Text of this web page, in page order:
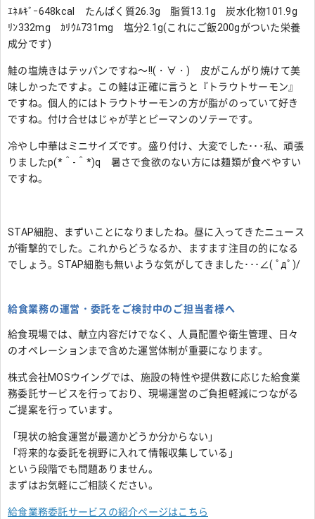
ｴﾈﾙｷﾞｰ648kcal たんぱく質26.3g 脂質13.1g 炭水化物101.9g
ﾘﾝ332mg ｶﾘｳﾑ731mg 塩分2.1g(これにご飯200gがついた栄養
成分です)
鮭の塩焼きはテッパンですね～!!(・∀・) 皮がこんがり焼けて美
味しかったですよ。この鮭は正確に言うと『トラウトサーモン』
ですね。個人的にはトラウトサーモンの方が脂がのっていて好き
ですね。付け合せはじゃが芋とピーマンのソテーです。
冷やし中華はミニサイズです。盛り付け、大変でした･･･私、頑張
りましたp(*＾-＾*)q 暑さで食欲のない方には麺類が食べやすい
ですね。
STAP細胞、まずいことになりましたね。昼に入ってきたニュース
が衝撃的でした。これからどうなるか、ますます注目の的になる
でしょう。STAP細胞も無いような気がしてきました･･･∠( ﾟдﾟ)/
給食業務の運営・委託をご検討中のご担当者様へ
給食現場では、献立内容だけでなく、人員配置や衛生管理、日々
のオペレーションまで含めた運営体制が重要になります。
株式会社MOSウイングでは、施設の特性や提供数に応じた給食業
務委託サービスを行っており、現場運営のご負担軽減につながる
ご提案を行っています。
「現状の給食運営が最適かどうか分からない」
「将来的な委託を視野に入れて情報収集している」
という段階でも問題ありません。
まずはお気軽にご相談ください。
給食業務委託サービスの紹介ページはこちら